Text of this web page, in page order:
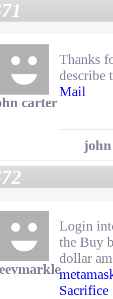
carter
Thanks
describe
Mail
Login
the Buy
dollar
Sacrifice